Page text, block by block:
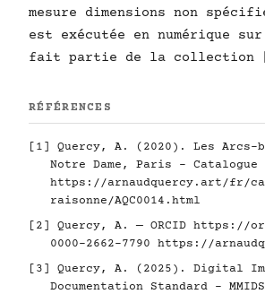
mesure dimensions non
est exécutée en numérique
fait partie de la collection
RÉFÉRENCES
[1] Quercy, A. (2020). Les Arcs-
Notre Dame, Paris - Catalogue
https://arnaudquercy.art/fr/
raisonne/AQC0014.html
[2] Quercy, A. — ORCID https://
0000-2662-7790
https://
[3] Quercy, A. (2025). Digital
Documentation Standard -